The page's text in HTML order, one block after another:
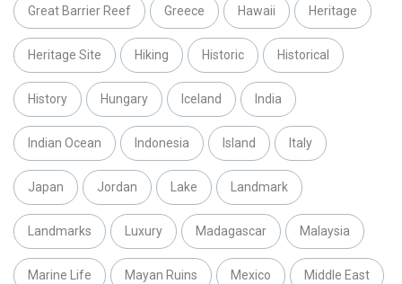
Great Barrier Reef Greece Hawaii Heritage
Heritage Site Hiking Historic Historical
History Hungary Iceland India
Indian Ocean Indonesia Island Italy
Japan Jordan Lake Landmark
Landmarks Luxury Madagascar Malaysia
Marine Life Mayan Ruins Mexico Middle East